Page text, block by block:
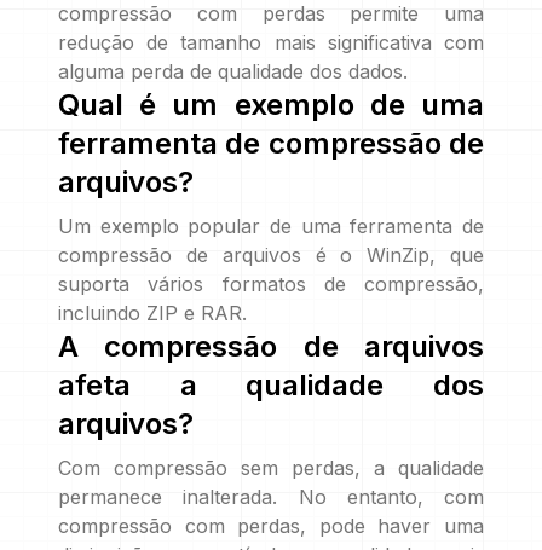
compressão com perdas permite uma
redução de tamanho mais significativa com
alguma perda de qualidade dos dados.
Qual é um exemplo de uma
ferramenta de compressão de
arquivos?
Um exemplo popular de uma ferramenta de
compressão de arquivos é o WinZip, que
suporta vários formatos de compressão,
incluindo ZIP e RAR.
A compressão de arquivos
afeta a qualidade dos
arquivos?
Com compressão sem perdas, a qualidade
permanece inalterada. No entanto, com
compressão com perdas, pode haver uma